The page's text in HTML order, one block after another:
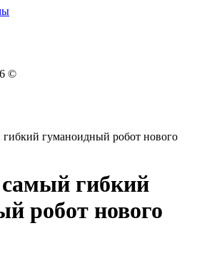
©
гуманоидный робот нового
гибкий
робот нового